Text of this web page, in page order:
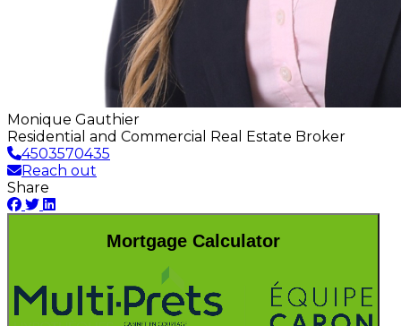
Monique Gauthier
Residential and Commercial Real Estate Broker
4503570435
Reach out
Share
Mortgage Calculator